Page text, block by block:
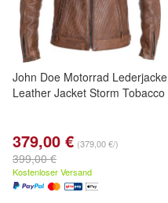
John Doe Motorrad Lederjacke
Leather Jacket Storm Tobacco
379,00 € (379,00 €/)
399,00 €
Kostenloser Versand